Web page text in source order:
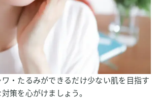
・たるみができるだけ少ない肌を目指す
策を心がけましょう。